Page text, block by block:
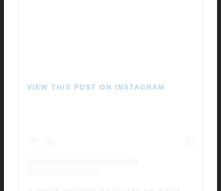
VIEW THIS POST ON INSTAGRAM